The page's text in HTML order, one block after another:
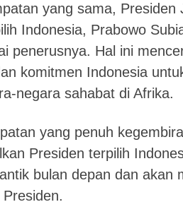
yang sama, Presiden
Indonesia, Prabowo
penerusnya. Hal ini
komitmen Indonesia
negara sahabat di Afrika.
yang penuh
Presiden terpilih
bulan depan dan akan